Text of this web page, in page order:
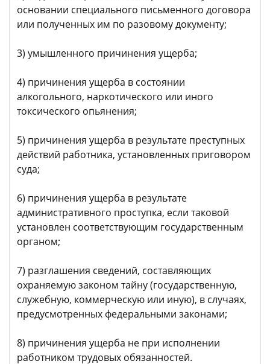
основании специального письменного договора
или полученных им по разовому документу;
3) умышленного причинения ущерба;
4) причинения ущерба в состоянии
алкогольного, наркотического или иного
токсического опьянения;
5) причинения ущерба в результате преступных
действий работника, установленных приговором
суда;
6) причинения ущерба в результате
административного проступка, если таковой
установлен соответствующим государственным
органом;
7) разглашения сведений, составляющих
охраняемую законом тайну (государственную,
служебную, коммерческую или иную), в случаях,
предусмотренных федеральными законами;
8) причинения ущерба не при исполнении
работником трудовых обязанностей.